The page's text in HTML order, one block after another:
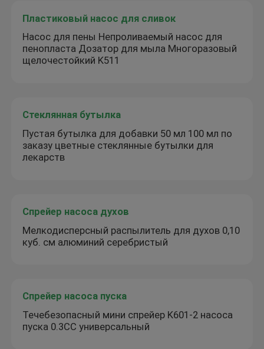
Пластиковый насос для сливок
Насос для пены Непроливаемый насос для
пенопласта Дозатор для мыла Многоразовый
щелочестойкий K511
Стеклянная бутылка
Пустая бутылка для добавки 50 мл 100 мл по
заказу цветные стеклянные бутылки для
лекарств
Спрейер насоса духов
Мелкодисперсный распылитель для духов 0,10
куб. см алюминий серебристый
Спрейер насоса пуска
Течебезопасный мини спрейер K601-2 насоса
пуска 0.3CC универсальный